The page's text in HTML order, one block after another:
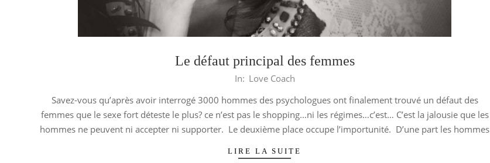
Le défaut principal des femmes
In: Love Coach
Savez-vous qu’après avoir interrogé 3000 hommes des psychologues ont finalement trouvé un défaut des
femmes que le sexe fort déteste le plus? ce n’est pas le shopping…ni les régimes…c’est… C’est la jalousie que les
hommes ne peuvent ni accepter ni supporter. Le deuxième place occupe l’importunité. D’une part les hommes
LIRE LA SUITE